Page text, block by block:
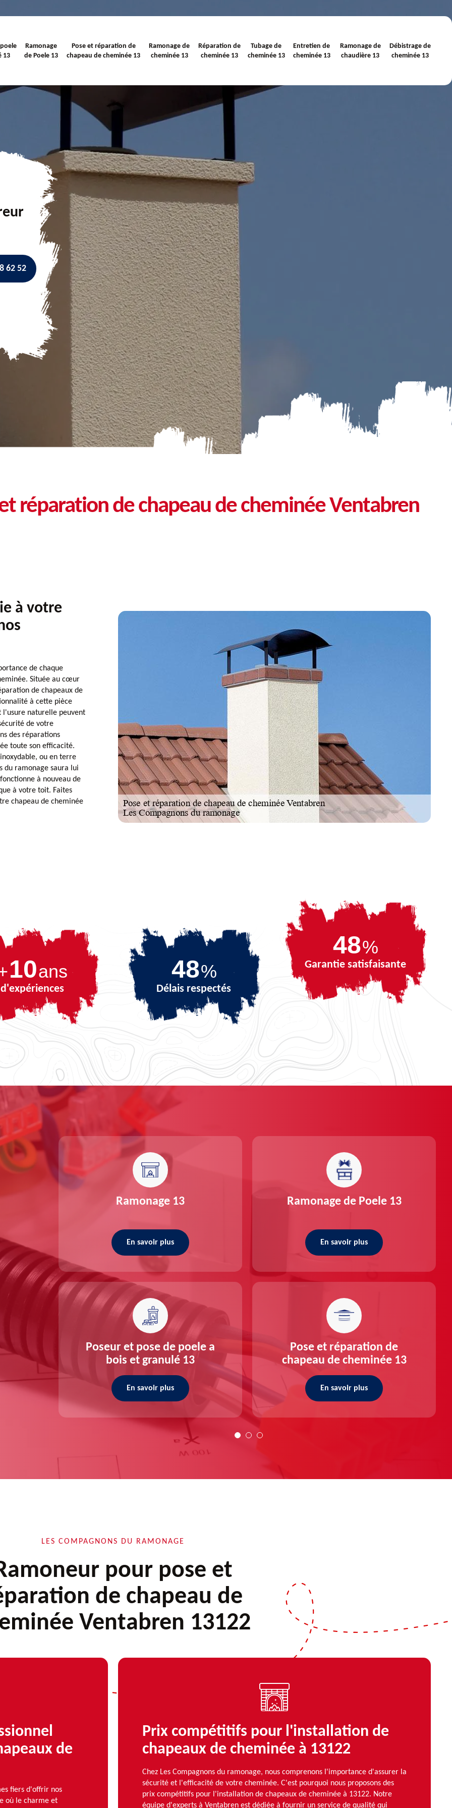
13
Ramonage
de Poele 13
Pose et réparation de
chapeau de cheminée 13
Ramonage de
cheminée 13
Réparation de
cheminée 13
Tubage de
cheminée 13
Entretien de
cheminée 13
Ramonage de
chaudière 13
Débistrage de
cheminée 13
62 52
réparation de chapeau de cheminée Ventabren
à votre
de chaque
Située au cœur
de chapeaux de
à cette pièce
l'usure naturelle peuvent
de votre
des réparations
toute son efficacité.
ou en terre
du ramonage saura lui
à nouveau de
à votre toit. Faites
chapeau de cheminée
10ans
d'expériences
65%
Délais respectés
65%
Garantie satisfaisante
13
13
Ramonage 13
En savoir plus
Poseur et pose de poele a
bois et granulé 13
En savoir plus
Ramonage de Poele 13
En savoir plus
Pose et réparation de
chapeau de cheminée 13
En savoir plus
LES COMPAGNONS DU RAMONAGE
pour pose et
de chapeau de
Ventabren 13122
de
fiers d'offrir nos
où le charme et
Prix compétitifs pour l'installation de
chapeaux de cheminée à 13122
Chez Les Compagnons du ramonage, nous comprenons l'importance d'assurer la
sécurité et l'efficacité de votre cheminée. C'est pourquoi nous proposons des
prix compétitifs pour l'installation de chapeaux de cheminée à 13122. Notre
équipe d'experts à Ventabren est dédiée à fournir un service de qualité qui